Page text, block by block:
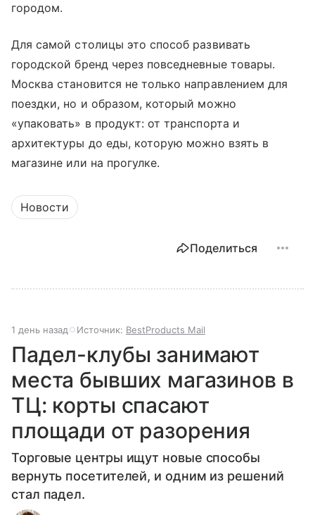
городом.
Для самой столицы это способ развивать
городской бренд через повседневные товары.
Москва становится не только направлением для
поездки, но и образом, который можно
«упаковать» в продукт: от транспорта и
архитектуры до еды, которую можно взять в
магазине или на прогулке.
Новости
Поделиться
1 день назад Источник: BestProducts Mail
Падел-клубы занимают
места бывших магазинов в
ТЦ: корты спасают
площади от разорения
Торговые центры ищут новые способы
вернуть посетителей, и одним из решений
стал падел.